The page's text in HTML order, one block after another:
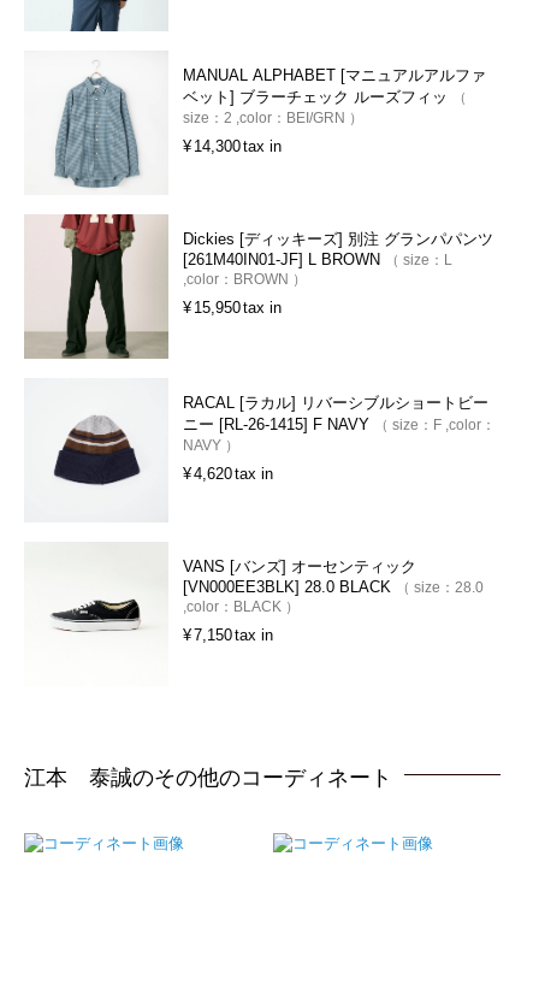
MANUAL ALPHABET [マニュアルアルファ
ベット] ブラーチェック ルーズフィッ
size： 2 color： BEI/GRN
¥ 14,300tax in
Dickies [ディッキーズ] 別注 グランパパンツ
[261M40IN01-JF] L BROWN
size： L
color： BROWN
¥ 15,950tax in
RACAL [ラカル] リバーシブルショートビー
ニー [RL-26-1415] F NAVY
size： F color：
NAVY
¥4,620tax in
VANS [バンズ] オーセンティック
[VN000EE3BLK] 28.0 BLACK
size： 28.0
color： BLACK
¥7,150tax in
江本 泰誠のその他のコーディネート